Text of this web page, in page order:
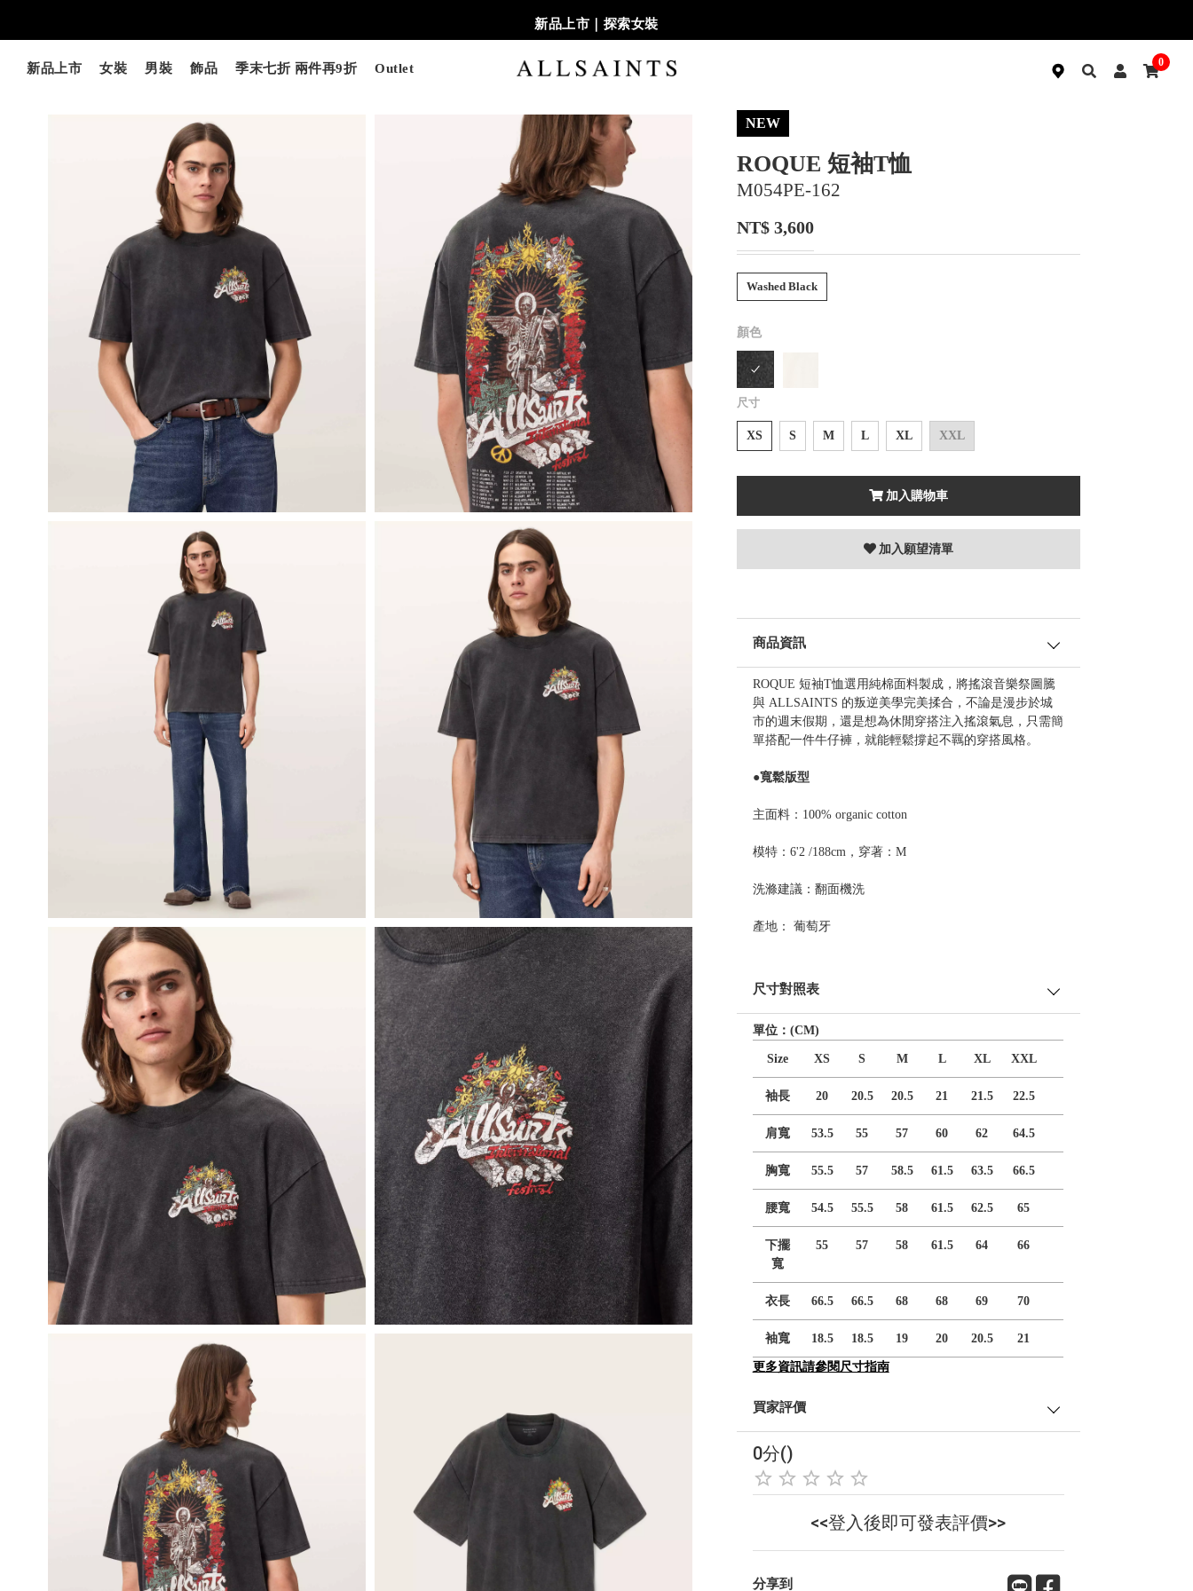
新品上市｜探索女裝
新品上市 女裝 男裝 飾品 季末七折 兩件再9折 Outlet 0
NEW
ROQUE 短袖T恤
M054PE-162
NT$ 3,600
Washed Black
顏色
尺寸
XS S M L XL XXL
加入購物車
加入願望清單
商品資訊
ROQUE 短袖T恤選用純棉面料製成，將搖滾音樂祭圖騰
與 ALLSAINTS 的叛逆美學完美揉合，不論是漫步於城
市的週末假期，還是想為休閒穿搭注入搖滾氣息，只需簡
單搭配一件牛仔褲，就能輕鬆撐起不羈的穿搭風格。
●寬鬆版型
主面料：100% organic cotton
模特：6'2 /188cm，穿著：M
洗滌建議：翻面機洗
產地： 葡萄牙
尺寸對照表
單位：(CM)
Size XS S M L XL XXL
袖長 20 20.5 20.5 21 21.5 22.5
肩寬 53.5 55 57 60 62 64.5
胸寬 55.5 57 58.5 61.5 63.5 66.5
腰寬 54.5 55.5 58 61.5 62.5 65
下擺
寬
55 57 58 61.5 64 66
衣長 66.5 66.5 68 68 69 70
袖寬 18.5 18.5 19 20 20.5 21
更多資訊請參閱尺寸指南
買家評價
0分()
<<登入後即可發表評價>>
分享到